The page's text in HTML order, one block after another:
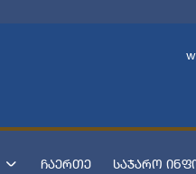
ჩაერთე საჯარო